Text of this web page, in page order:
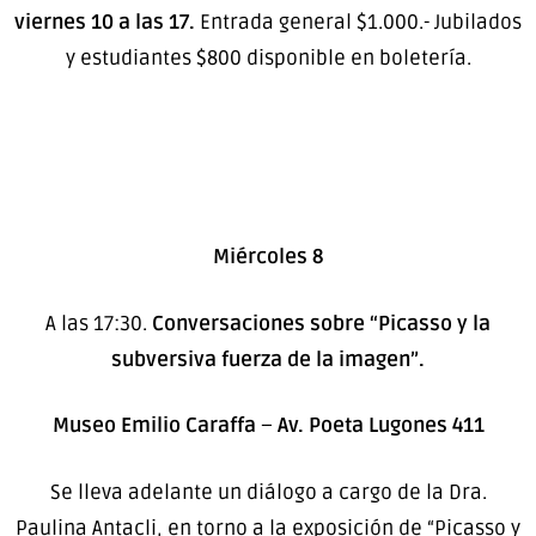
viernes 10 a las 17. Entrada general $1.000.- Jubilados
y estudiantes $800 disponible en boletería.
Miércoles 8
A las 17:30. Conversaciones sobre “Picasso y la
subversiva fuerza de la imagen”.
Museo Emilio Caraffa – Av. Poeta Lugones 411
Se lleva adelante un diálogo a cargo de la Dra.
Paulina Antacli, en torno a la exposición de “Picasso y